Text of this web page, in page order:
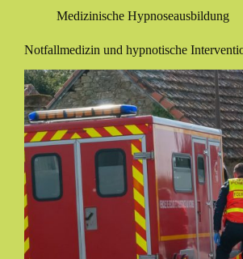
Medizinische Hypnoseausbildung
Notfallmedizin und hypnotische